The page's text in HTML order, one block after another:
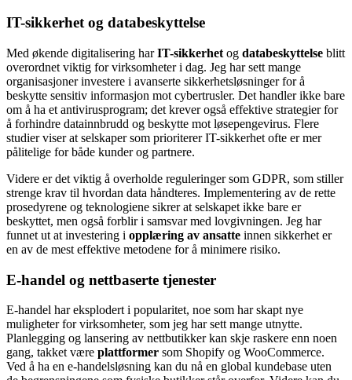
IT-sikkerhet og databeskyttelse
Med økende digitalisering harIT-sikkerhet og databeskyttelse blitt
overordnet viktig for virksomheter i dag. Jeg har sett mange
organisasjoner investere i avanserte sikkerhetsløsninger for å
beskytte sensitiv informasjon mot cybertrusler. Det handler ikke bare
om å ha et antivirusprogram; det krever også effektive strategier for
å forhindre datainnbrudd og beskytte mot løsepengevirus. Flere
studier viser at selskaper som prioriterer IT-sikkerhet ofte er mer
pålitelige for både kunder og partnere.
Videre er det viktig å overholde reguleringer som GDPR, som stiller
strenge krav til hvordan data håndteres. Implementering av de rette
prosedyrene og teknologiene sikrer at selskapet ikke bare er
beskyttet, men også forblir i samsvar med lovgivningen. Jeg har
funnet ut at investering i opplæring av ansatte innen sikkerhet er
en av de mest effektive metodene for å minimere risiko.
E-handel og nettbaserte tjenester
E-handel har eksplodert i popularitet, noe som har skapt nye
muligheter for virksomheter, som jeg har sett mange utnytte.
Planlegging og lansering av nettbutikker kan skje raskere enn noen
gang, takket være plattformer som Shopify og WooCommerce.
Ved å ha en e-handelsløsning kan du nå en global kundebase uten